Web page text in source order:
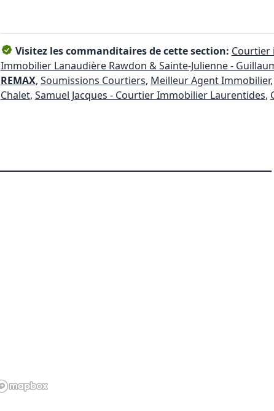
Visitez les commanditaires de cette section: Courtier
Immobilier Lanaudière Rawdon & Sainte-Julienne -
REMAX, Soumissions Courtiers, Meilleur Agent Immobilier,
Chalet, Samuel Jacques - Courtier Immobilier Laurentides,